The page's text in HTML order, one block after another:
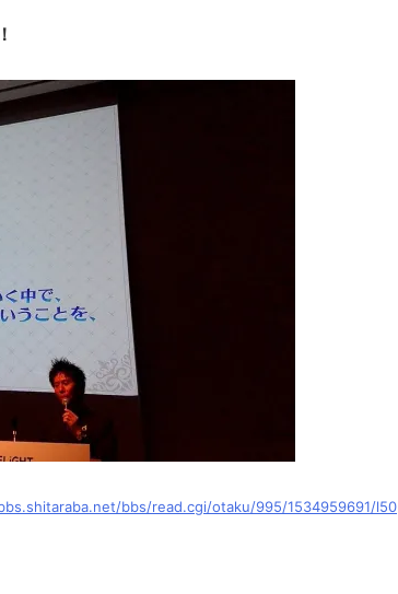
bbs/read.cgi/otaku/995/1534959691/l50